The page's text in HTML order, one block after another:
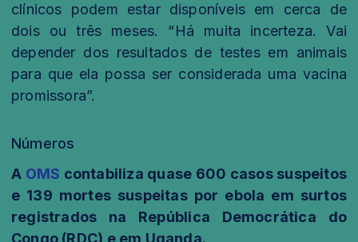
clínicos podem estar disponíveis em cerca de
dois ou três meses. “Há muita incerteza. Vai
depender dos resultados de testes em animais
para que ela possa ser considerada uma vacina
promissora”.
Números
A OMS contabiliza quase 600 casos suspeitos
e 139 mortes suspeitas por ebola em surtos
registrados na República Democrática do